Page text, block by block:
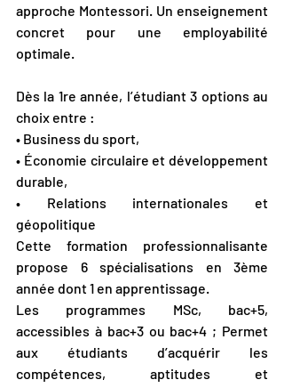
approche Montessori. Un enseignement
concret pour une employabilité
optimale.
Dès la 1re année, l’étudiant 3 options au
choix entre :
• Business du sport,
• Économie circulaire et développement
durable,
• Relations internationales et
géopolitique
Cette formation professionnalisante
propose 6 spécialisations en 3ème
année dont 1 en apprentissage.
Les programmes MSc, bac+5,
accessibles à bac+3 ou bac+4 ; Permet
aux étudiants d’acquérir les
compétences, aptitudes et